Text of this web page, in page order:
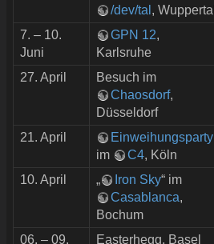
/dev/tal , Wuppertal
7. – 10.
Juni
GPN 12,
Karlsruhe
27. April
Besuch im
Chaosdorf,
Düsseldorf
21. April
Einweihungsparty
im
C4, Köln
10. April
„ Iron Sky“ im
Casablanca,
Bochum
06. – 09.
Easterhegg, Basel